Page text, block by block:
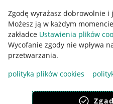
Zgodę wyrażasz dobrowolnie i
Możesz ją w każdym
zakładce Ustawienia plików
Wycofanie zgody nie wpływa
przetwarzania.
polityka plików cookies
Pobierz aplikację